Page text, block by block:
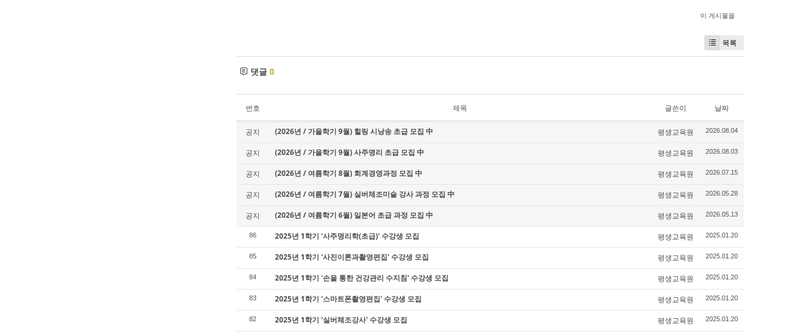
이 게시물을
목록
댓글 0
번호 제목 글쓴이 날짜
공지 (2026년 / 가을학기 9월) 힐링 시낭송 초급 모집 中 평생교육원 2026.08.04
공지 (2026년 / 가을학기 9월) 사주명리 초급 모집 中 평생교육원 2026.08.03
공지 (2026년 / 여름학기 8월) 회계경영과정 모집 中 평생교육원 2026.07.15
공지 (2026년 / 여름학기 7월) 실버체조미술 강사 과정 모집 中 평생교육원 2026.05.28
공지 (2026년 / 여름학기 6월) 일본어 초급 과정 모집 中 평생교육원 2026.05.13
86 2025년 1학기 '사주명리학(초급)' 수강생 모집 평생교육원 2025.01.20
85 2025년 1학기 '사진이론과촬영편집' 수강생 모집 평생교육원 2025.01.20
84 2025년 1학기 '손을 통한 건강관리 수지침' 수강생 모집 평생교육원 2025.01.20
83 2025년 1학기 '스마트폰촬영편집' 수강생 모집 평생교육원 2025.01.20
82 2025년 1학기 '실버체조강사' 수강생 모집 평생교육원 2025.01.20